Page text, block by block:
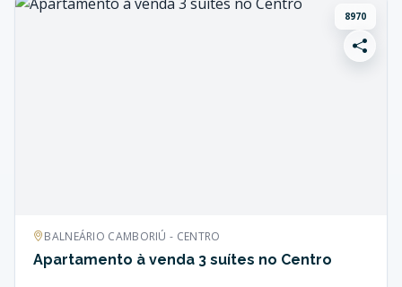
8970
BALNEÁRIO CAMBORIÚ - CENTRO
Apartamento à venda 3 suítes no Centro